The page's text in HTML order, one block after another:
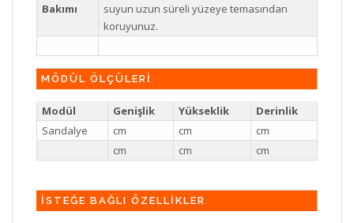
Bakımı
suyun uzun süreli yüzeye temasından
koruyunuz.
MÖDÜL ÖLÇÜLERİ
Modül Genişlik Yükseklik
Derinlik
Sandalye
cm cm
cm
cm
cm cm
İSTEĞE BAĞLI ÖZELLİKLER